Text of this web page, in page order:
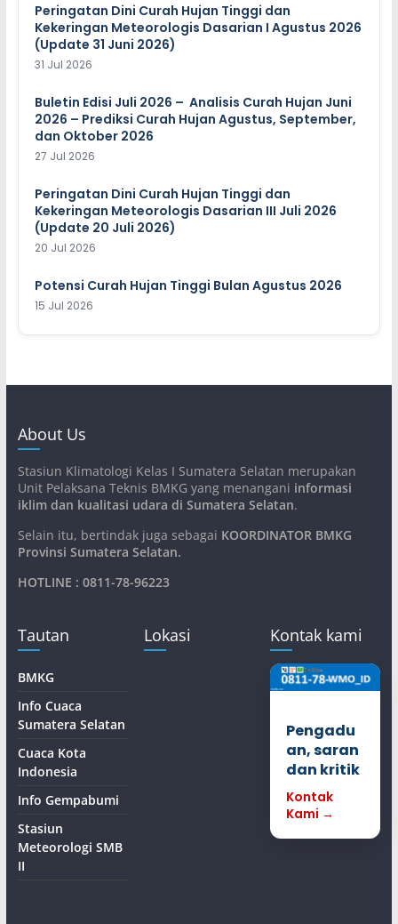
Peringatan Dini Curah Hujan Tinggi dan
Kekeringan Meteorologis Dasarian I Agustus 2026
(Update 31 Juni 2026)
31 Jul 2026
Buletin Edisi Juli 2026 – Analisis Curah Hujan Juni
2026 – Prediksi Curah Hujan Agustus, September,
dan Oktober 2026
27 Jul 2026
Peringatan Dini Curah Hujan Tinggi dan
Kekeringan Meteorologis Dasarian III Juli 2026
(Update 20 Juli 2026)
20 Jul 2026
Potensi Curah Hujan Tinggi Bulan Agustus 2026
15 Jul 2026
About Us
Stasiun Klimatologi Kelas I Sumatera Selatan merupakan
Unit Pelaksana Teknis BMKG yang menangani informasi
iklim dan kualitasi udara di Sumatera Selatan.
Selain itu, bertindak juga sebagai KOORDINATOR BMKG
Provinsi Sumatera Selatan.
HOTLINE : 0811-78-96223
Tautan
BMKG
Info Cuaca
Sumatera Selatan
Cuaca Kota
Indonesia
Info Gempabumi
Stasiun
Meteorologi SMB
II
Lokasi Kontak kami
Pengadu
an, saran
dan kritik
Kontak
Kami →